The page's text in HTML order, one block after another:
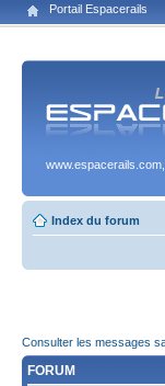
Portail Espacerails
Index du forum
Consulter les messages
FORUM